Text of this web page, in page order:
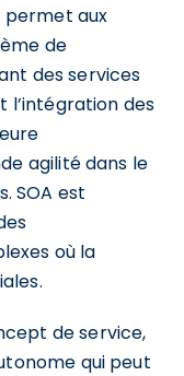
aux
de
des services
l’intégration des
agilité dans le
SOA est
où la
de service,
qui peut